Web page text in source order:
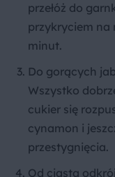
przełóż do
przykryciem na
minut.
Do gorących
Wszystko
cukier się
cynamon i
przestygnięcia.
Od ciasta